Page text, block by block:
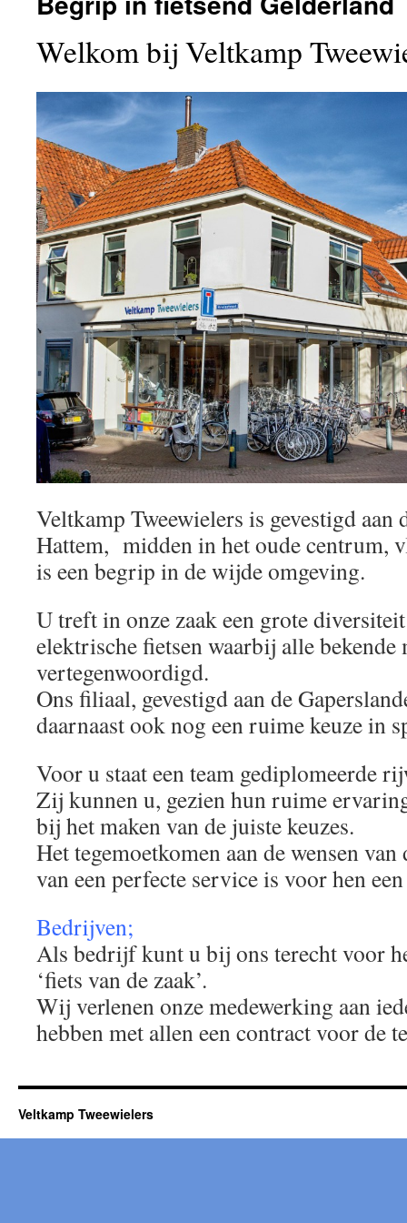
Welkom bij Veltkamp
Veltkamp Tweewielers is gevestigd aan
Hattem, midden in het oude centrum,
is een begrip in de wijde omgeving.
U treft in onze zaak een grote
elektrische fietsen waarbij alle bekende
vertegenwoordigd.
Ons filiaal, gevestigd aan de
daarnaast ook nog een ruime keuze in
Voor u staat een team gediplomeerde
Zij kunnen u, gezien hun ruime
bij het maken van de juiste keuzes.
Het tegemoetkomen aan de wensen
van een perfecte service is voor hen
Bedrijven;
Als bedrijf kunt u bij ons terecht voor
‘fiets van de zaak’.
Wij verlenen onze medewerking aan
hebben met allen een contract voor de
Veltkamp Tweewielers